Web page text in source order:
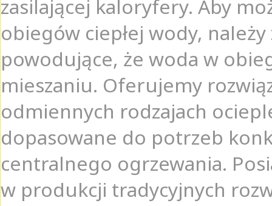
zasilającej kaloryfery. Aby
obiegów ciepłej wody,
powodujące, że woda w
mieszaniu. Oferujemy
odmiennych rodzajach
dopasowane do potrzeb
centralnego ogrzewania.
w produkcji tradycyjnych